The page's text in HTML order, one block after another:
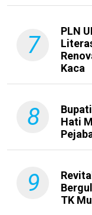
7
PLN
Kaca
8
Hati
9
TK